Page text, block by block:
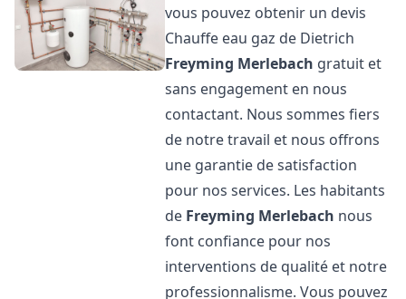
vous pouvez obtenir un devis
Chauffe eau gaz de Dietrich
Freyming Merlebach gratuit et
sans engagement en nous
contactant. Nous sommes fiers
de notre travail et nous offrons
une garantie de satisfaction
pour nos services. Les habitants
de Freyming Merlebach nous
font confiance pour nos
interventions de qualité et notre
professionnalisme. Vous pouvez